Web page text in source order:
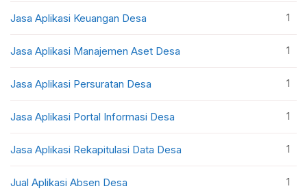
Jasa Aplikasi Keuangan Desa 1
Jasa Aplikasi Manajemen Aset Desa 1
Jasa Aplikasi Persuratan Desa 1
Jasa Aplikasi Portal Informasi Desa 1
Jasa Aplikasi Rekapitulasi Data Desa 1
Jual Aplikasi Absen Desa 1